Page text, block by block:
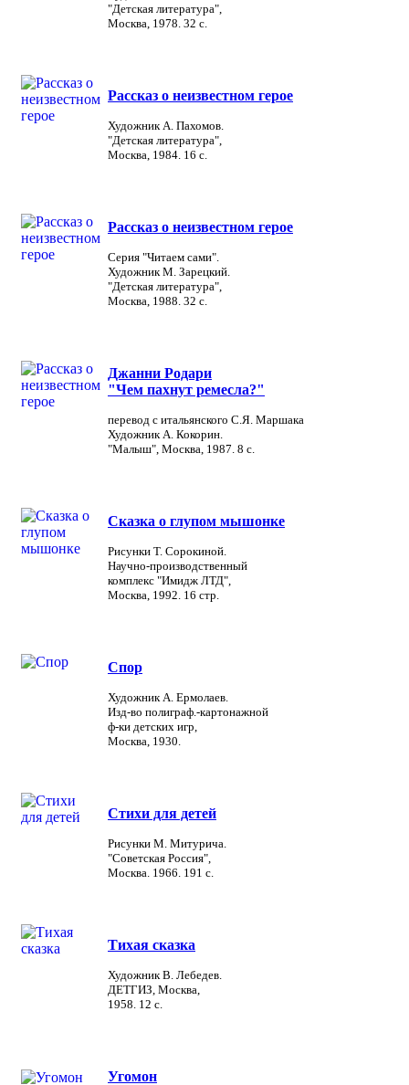
"Детская литература",
Москва, 1978. 32 с.
Рассказ о неизвестном герое
Художник А. Пахомов.
"Детская литература",
Москва, 1984. 16 с.
Рассказ о неизвестном герое
Серия "Читаем сами".
Художник М. Зарецкий.
"Детская литература",
Москва, 1988. 32 с.
Джанни Родари
"Чем пахнут ремесла?"
перевод с итальянского С.Я. Маршака
Художник А. Кокорин.
"Малыш", Москва, 1987. 8 с.
Сказка о глупом мышонке
Рисунки Т. Сорокиной.
Научно-производственный
комплекс "Имидж ЛТД",
Москва, 1992. 16 стр.
Спор
Художник А. Ермолаев.
Изд-во полиграф.-картонажной
ф-ки детских игр,
Москва, 1930.
Стихи для детей
Рисунки М. Митурича.
"Советская Россия",
Москва. 1966. 191 с.
Тихая сказка
Художник В. Лебедев.
ДЕТГИЗ, Москва,
1958. 12 с.
Угомон